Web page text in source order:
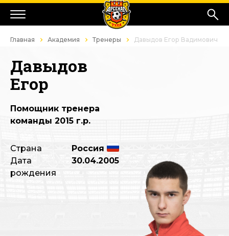
Главная Академия Тренеры Давыдов Егор Вадимович
Давыдов
Егор
Помощник тренера
команды 2015 г.р.
Страна
Дата
рождения
Россия
30.04.2005